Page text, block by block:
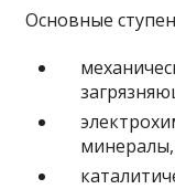
Основные